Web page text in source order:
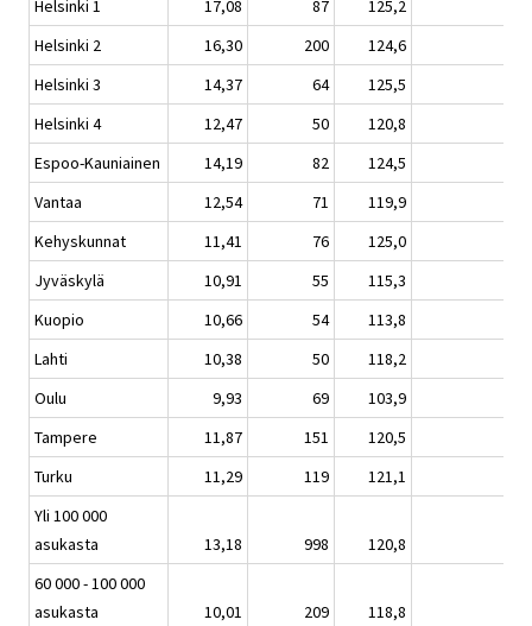
Helsinki 1
17,08 87 125,2
Helsinki 2
16,30 200 124,6
Helsinki 3
14,37 64 125,5
Helsinki 4
12,47 50 120,8
Espoo-Kauniainen
14,19 82 124,5
Vantaa
12,54 71 119,9
Kehyskunnat
11,41 76 125,0
Jyväskylä
10,91 55 115,3
Kuopio
10,66 54 113,8
Lahti
10,38 50 118,2
Oulu
9,93 69 103,9
Tampere
11,87 151 120,5
Turku
11,29 119 121,1
Yli 100 000
asukasta
13,18 998 120,8
60 000 - 100 000
asukasta
10,01 209 118,8